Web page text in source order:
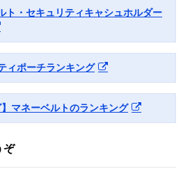
ャッシュ
難防止
ウォレッ
ペースを備えたシ
幅70×高さ3×深
0.33cm
セキュ
ュリティ
ポーチ
機能付き
幅24.5×高さ
厚さ1.3cm
Bates
ト・セキュリティキャシュホルダー
ィポーチランキング
マネーベルトのランキング
ぞ